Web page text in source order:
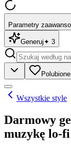
Parametry
Generuj✦ 3
Polubione
Wszystkie style
Darmowy
muzykę lo-